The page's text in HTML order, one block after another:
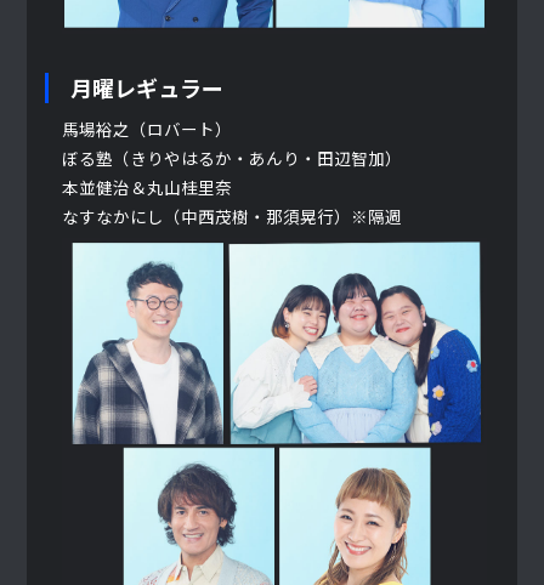
月曜レギュラー
馬場裕之（ロバート）
ぼる塾（きりやはるか・あんり・田辺智加）
本並健治＆丸山桂里奈
なすなかにし（中西茂樹・那須晃行）※隔週